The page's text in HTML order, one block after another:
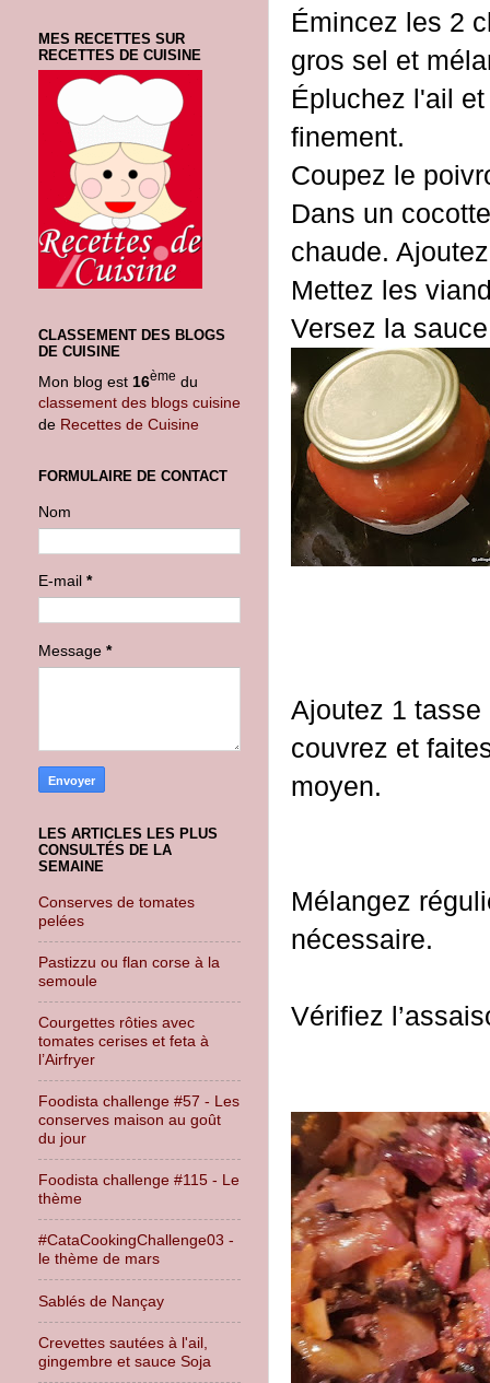
Émincez les 2
gros sel et
Épluchez l'ail
finement.
Coupez le
Dans un
chaude.
Mettez les
Versez la
Ajoutez 1
couvrez et
moyen.
Mélangez
nécessaire.
Vérifiez
MES RECETTES SUR
RECETTES DE CUISINE
CLASSEMENT DES BLOGS
DE CUISINE
Mon blog est 16ème du
classement des blogs cuisine
de Recettes de Cuisine
FORMULAIRE DE CONTACT
Nom
E-mail *
Message *
LES ARTICLES LES PLUS
CONSULTÉS DE LA
SEMAINE
Conserves de tomates
pelées
Pastizzu ou flan corse à la
semoule
Courgettes rôties avec
tomates cerises et feta à
l’Airfryer
Foodista challenge #57 - Les
conserves maison au goût
du jour
Foodista challenge #115 - Le
thème
#CataCookingChallenge03 -
le thème de mars
Sablés de Nançay
Crevettes sautées à l'ail,
gingembre et sauce Soja